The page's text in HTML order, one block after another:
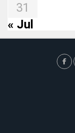
31
« Jul